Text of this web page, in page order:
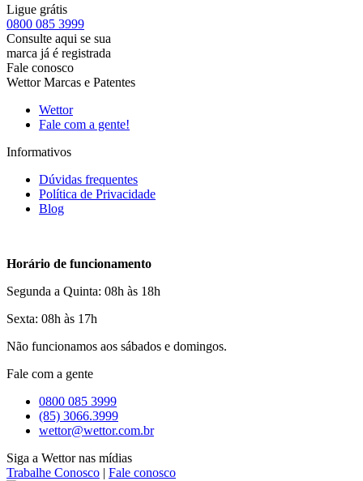
Ligue grátis
0800 085 3999
Consulte aqui se sua
marca já é registrada
Fale conosco
Wettor Marcas e Patentes
Wettor
Fale com a gente!
Informativos
Dúvidas frequentes
Política de Privacidade
Blog
Horário de funcionamento
Segunda a Quinta: 08h às 18h
Sexta: 08h às 17h
Não funcionamos aos sábados e domingos.
Fale com a gente
0800 085 3999
(85) 3066.3999
wettor@wettor.com.br
Siga a Wettor nas mídias
Trabalhe Conosco | Fale conosco